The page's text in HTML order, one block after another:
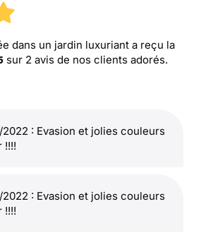
dans un jardin luxuriant a reçu la
sur 2 avis de nos clients adorés.
2022 : Evasion et jolies couleurs
!!!!
2022 : Evasion et jolies couleurs
!!!!